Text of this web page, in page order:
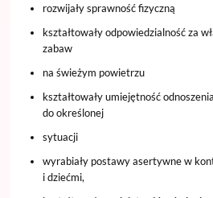
rozwijały sprawność fizyczną
kształtowały odpowiedzialność za
zabaw
na świeżym powietrzu
kształtowały umiejętność
do określonej
sytuacji
wyrabiały postawy asertywne w
i dziećmi,